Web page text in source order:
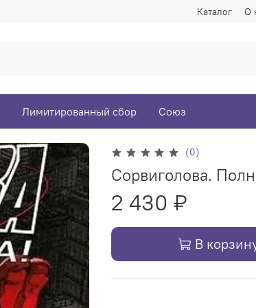
Каталог О
Лимитированный сбор Союз
(0)
Сорвиголова.
2 430 ₽
В